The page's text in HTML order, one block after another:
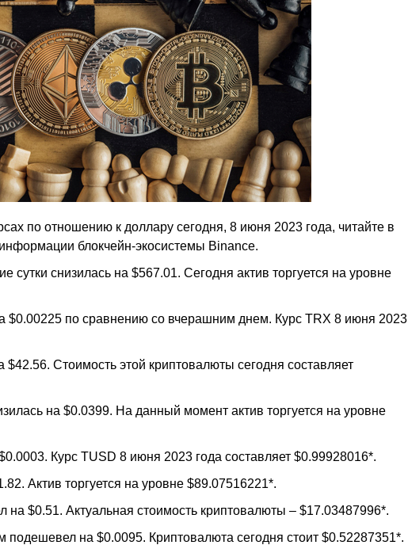
по отношению к доллару сегодня, 8 июня 2023 года, читайте в
блокчейн-экосистемы Binance.
сутки снизилась на $567.01. Сегодня актив торгуется на уровне
$0.00225 по сравнению со вчерашним днем. Курс TRX 8 июня 2023
Стоимость этой криптовалюты сегодня составляет
на $0.0399. На данный момент актив торгуется на уровне
Курс TUSD 8 июня 2023 года составляет $0.99928016*.
Актив торгуется на уровне $89.07516221*.
на $0.51. Актуальная стоимость криптовалюты – $17.03487996*.
на $0.0095. Криптовалюта сегодня стоит $0.52287351*.